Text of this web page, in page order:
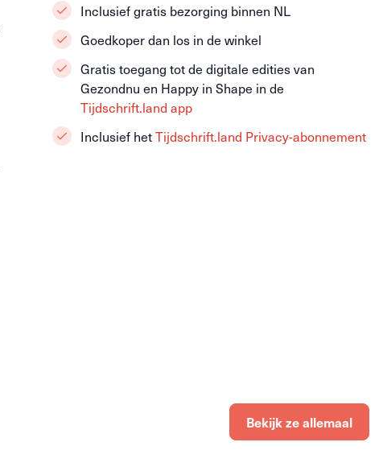
Inclusief gratis bezorging binnen NL
Goedkoper dan los in de winkel
Gratis toegang tot de digitale edities van
Gezondnu en Happy in Shape in de
Tijdschrift.land app
Inclusief hetTijdschrift.land Privacy-abonnement
Bekijk ze allemaal